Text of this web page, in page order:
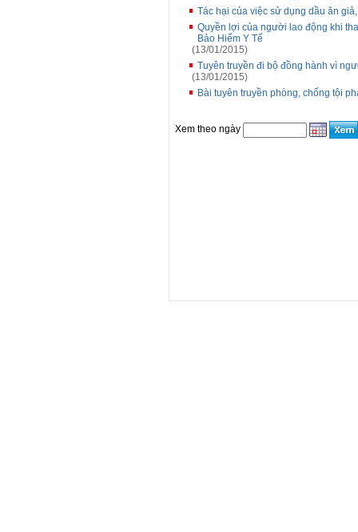
Tác hại của việc sử dụng dầu ăn
Quyền lợi của người lao động khi
Bảo Hiểm Y Tế
(13/01/2015)
Tuyên truyền đi bộ đồng hành vì
(13/01/2015)
Bài tuyên truyền phòng, chống tội
Xem theo ngày